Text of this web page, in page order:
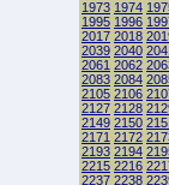
1973 1974
1995 1996
2017 2018
2039 2040
2061 2062
2083 2084
2105 2106
2127 2128
2149 2150
2171 2172
2193 2194
2215 2216
2237 2238